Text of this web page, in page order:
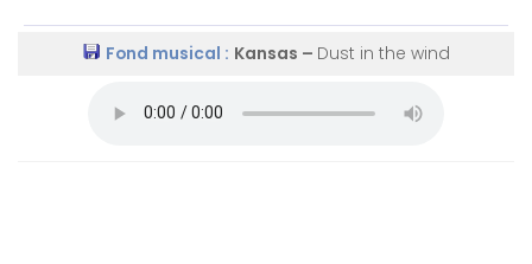
Fond musical : Kansas – Dust in the wind